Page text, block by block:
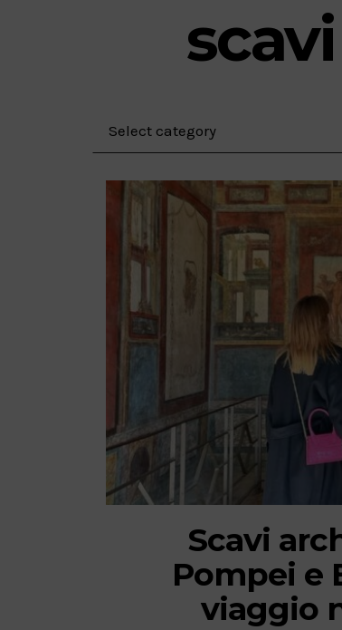
Scavi
Pompei e
viaggio